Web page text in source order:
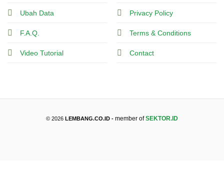
Ubah Data
F.A.Q.
Video Tutorial
Privacy Policy
Terms & Conditions
Contact
© 2026 LEMBANG.CO.ID - member ofSEKTOR.ID